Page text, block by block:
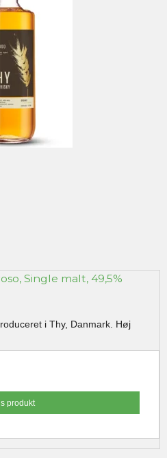
Single malt, 49,5%
i Thy, Danmark. Høj
produkt